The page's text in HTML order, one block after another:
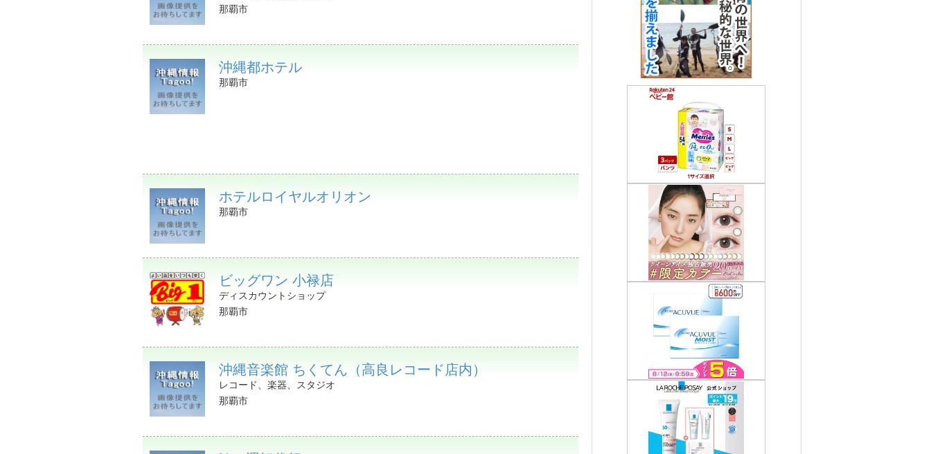
那覇市
沖縄都ホテル
那覇市
ホテルロイヤルオリオン
那覇市
ビッグワン 小禄店
ディスカウントショップ
那覇市
沖縄音楽館 ちくてん（高良レコード店内）
レコード、楽器、スタジオ
那覇市